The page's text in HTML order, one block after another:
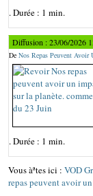
. Durée : 1 min.
Diffusion : 23/06/2026
De Nos Repas Peuvent Avoir
. Durée : 1 min.
Vous àªtes ici : VOD
repas peuvent avoir